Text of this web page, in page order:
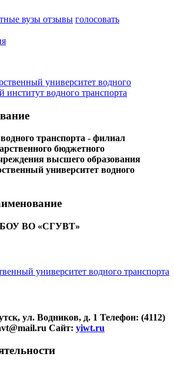
вузы отзывы голосовать
транспорта - филиал
бюджетного
высшего образования
университет водного
ВО «СГУВТ»
университет водного транспорта
ул. Водников, д. 1 Телефон: (4112)
Сайт: yiwt.ru